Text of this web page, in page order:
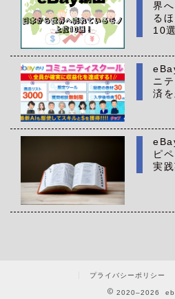
界
る
10選
ニ
済
ピ
実
プライバシーポリシー
2020–2026